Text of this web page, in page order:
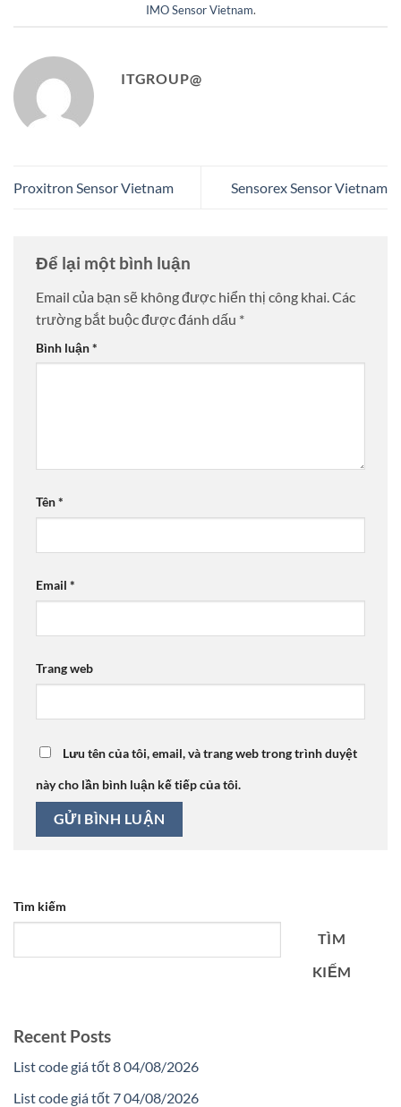
IMO Sensor Vietnam.
ITGROUP@
Proxitron Sensor Vietnam Sensorex Sensor Vietnam
Để lại một bình luận
Email của bạn sẽ không được hiển thị công khai. Các
trường bắt buộc được đánh dấu *
Bình luận*
Tên*
Email *
Trang web
Lưu tên của tôi, email, và trang web trong trình duyệt
này cho lần bình luận kế tiếp của tôi.
Tìm kiếm
TÌM
KIẾM
Recent Posts
List code giá tốt 8 04/08/2026
List code giá tốt 7 04/08/2026